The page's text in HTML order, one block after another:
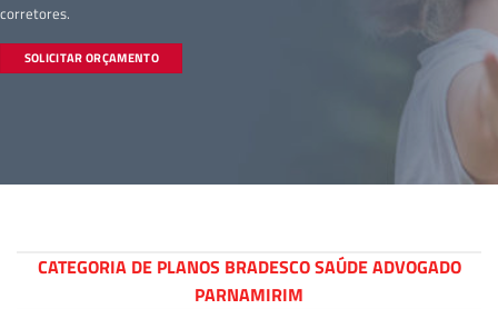
corretores.
SOLICITAR ORÇAMENTO
CATEGORIA DE PLANOS BRADESCO SAÚDE ADVOGADO
PARNAMIRIM